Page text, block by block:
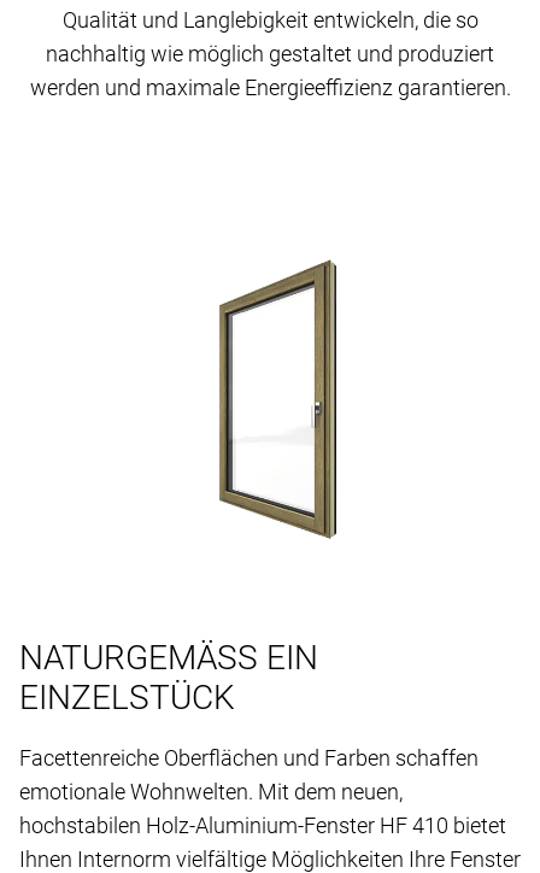
Qualität und Langlebigkeit entwickeln, die so
nachhaltig wie möglich gestaltet und produziert
werden und maximale Energieeffizienz garantieren.
NATURGEMÄSS EIN
EINZELSTÜCK
Facettenreiche Oberflächen und Farben schaffen
emotionale Wohnwelten. Mit dem neuen,
hochstabilen Holz-Aluminium-Fenster HF 410 bietet
Ihnen Internorm vielfältige Möglichkeiten Ihre Fenster